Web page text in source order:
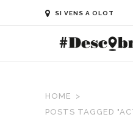
SI VENS A OLOT
HOME
POSTS TAGGED